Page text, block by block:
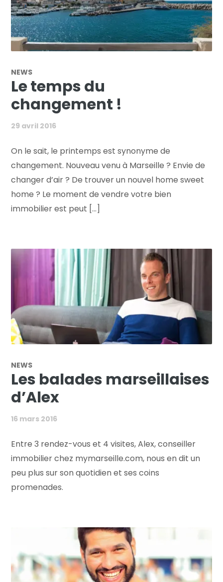
NEWS
Le temps du
changement !
29 avril 2016
On le sait, le printemps est synonyme de
changement. Nouveau venu à Marseille ? Envie de
changer d’air ? De trouver un nouvel home sweet
home ? Le moment de vendre votre bien
immobilier est peut [...]
NEWS
Les balades marseillaises
d’Alex
16 mars 2016
Entre 3 rendez-vous et 4 visites, Alex, conseiller
immobilier chez mymarseille.com, nous en dit un
peu plus sur son quotidien et ses coins
promenades.